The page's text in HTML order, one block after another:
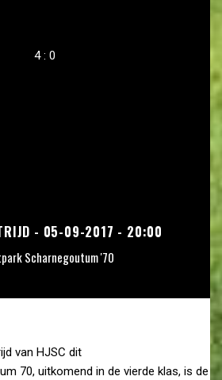
4 : 0
- 05-09-2017 - 20:00
Scharnegoutum '70
van HJSC dit
70, uitkomend in de vierde klas, is de